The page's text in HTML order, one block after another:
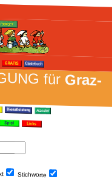
fürGraz-
Stich­worte